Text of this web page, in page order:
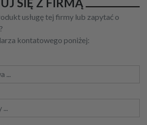
usługę tej firmy lub zapytać o
kontatowego poniżej: